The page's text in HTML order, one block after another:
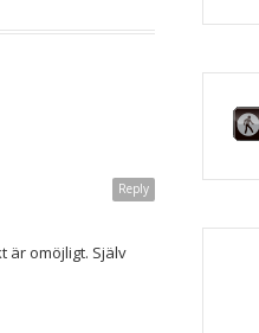
Reply
är omöjligt. Själv